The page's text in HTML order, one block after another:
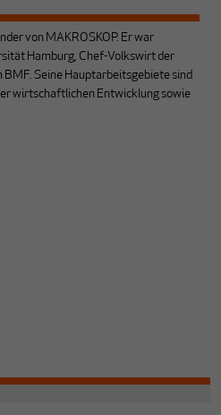
von MAKROSKOP. Er war
Hamburg, Chef-Volkswirt der
Seine Hauptarbeitsgebiete sind
wirtschaftlichen Entwicklung sowie